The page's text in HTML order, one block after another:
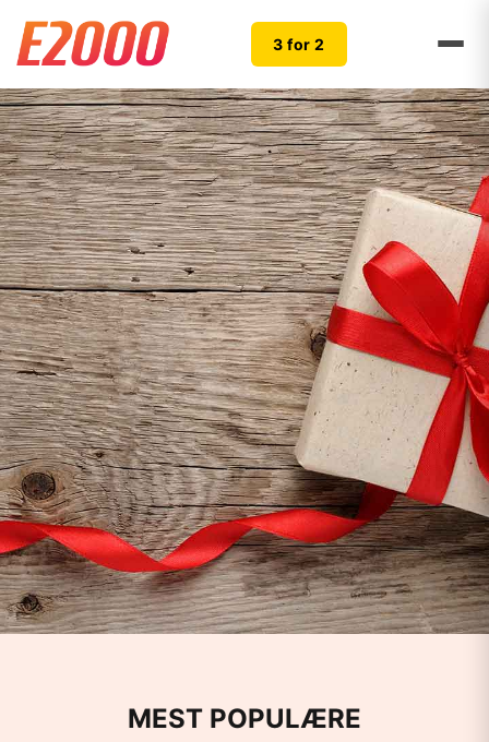
3 for 2
udklædningMEST POPULÆRE